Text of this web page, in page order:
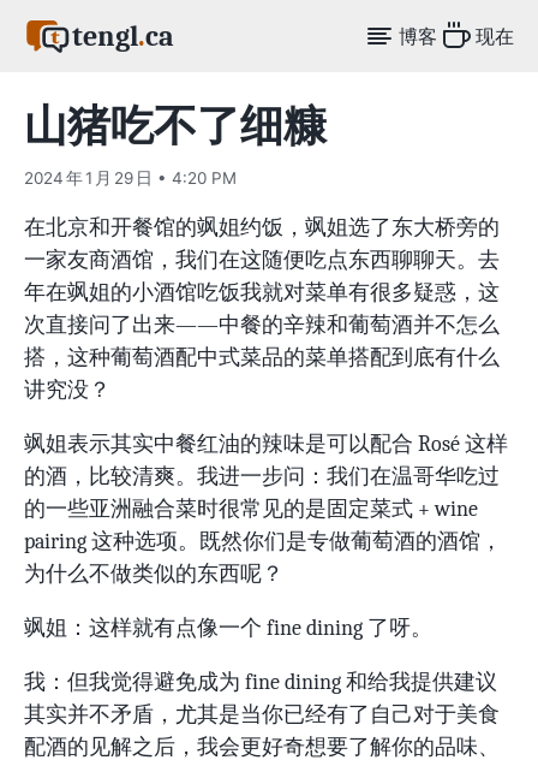
tengl.ca 博客 现在
山猪吃不了细糠
2024 年 1 月 29 日 • 4:20 PM
在北京和开餐馆的飒姐约饭，飒姐选了东大桥旁的
一家友商酒馆，我们在这随便吃点东西聊聊天。去
年在飒姐的小酒馆吃饭我就对菜单有很多疑惑，这
次直接问了出来——中餐的辛辣和葡萄酒并不怎么
搭，这种葡萄酒配中式菜品的菜单搭配到底有什么
讲究没？
飒姐表示其实中餐红油的辣味是可以配合 Rosé 这样
的酒，比较清爽。我进一步问：我们在温哥华吃过
的一些亚洲融合菜时很常见的是固定菜式 + wine
pairing 这种选项。既然你们是专做葡萄酒的酒馆，
为什么不做类似的东西呢？
飒姐：这样就有点像一个 fine dining 了呀。
我：但我觉得避免成为 fine dining 和给我提供建议
其实并不矛盾，尤其是当你已经有了自己对于美食
配酒的见解之后，我会更好奇想要了解你的品味、